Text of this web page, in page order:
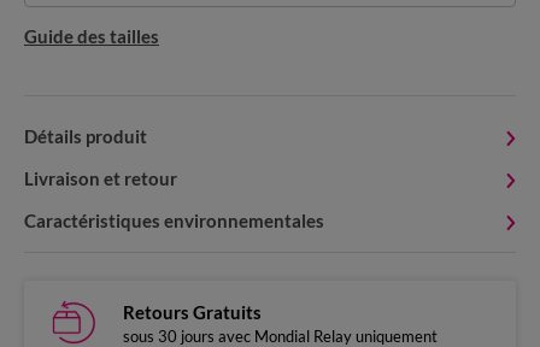
Guide des tailles
Détails produit
Livraison et retour
Caractéristiques environnementales
Retours Gratuits
sous 30 jours avec Mondial Relay uniquement